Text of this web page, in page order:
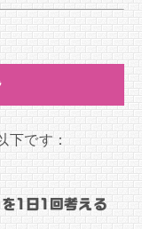
下です：
を1日1回考える